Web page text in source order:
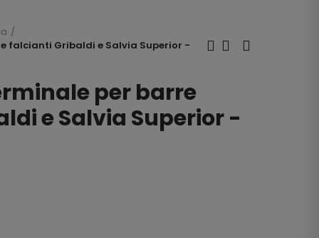
falcianti Gribaldi e Salvia Superior -
per barre
e Salvia Superior -